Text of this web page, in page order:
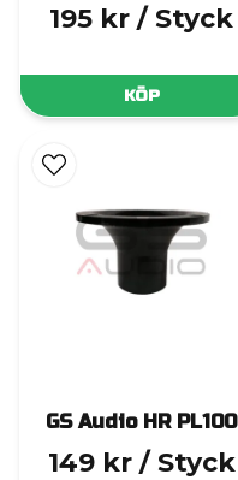
195 kr / Styck
KÖP
GS Audio HR PL100
149 kr / Styck